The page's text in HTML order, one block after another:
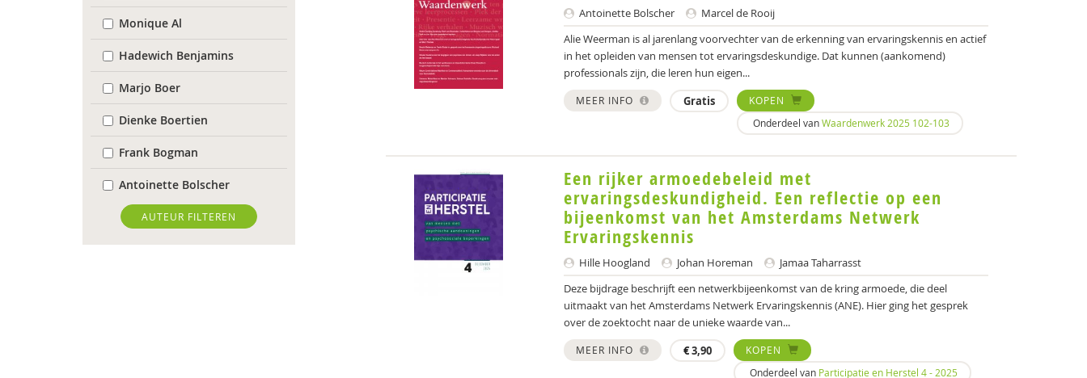
Monique Al
Hadewich Benjamins
Marjo Boer
Dienke Boertien
Frank Bogman
Antoinette Bolscher
Saskia Brandewijn
Liza Bruinhart
AUTEUR FILTEREN
Antoinette Bolscher
Marcel de Rooij
Alie Weerman is al jarenlang voorvechter van de erkenning van ervaringskennis en actief
in het opleiden van mensen tot ervaringsdeskundige. Dat kunnen (aankomend)
professionals zijn, die leren hun eigen...
MEER INFO Gratis
KOPEN
Onderdeel vanWaardenwerk 2025 102-103
Een rijker armoedebeleid met
ervaringsdeskundigheid. Een reflectie op een
bijeenkomst van het Amsterdams Netwerk
Ervaringskennis
Hille Hoogland Johan Horeman
Jamaa Taharrasst
Deze bijdrage beschrijft een netwerkbijeenkomst van de kring armoede, die deel
uitmaakt van het Amsterdams Netwerk Ervaringskennis (ANE). Hier ging het gesprek
over de zoektocht naar de unieke waarde van...
MEER INFO €3,90
KOPEN
Onderdeel van Participatie en Herstel 4 - 2025